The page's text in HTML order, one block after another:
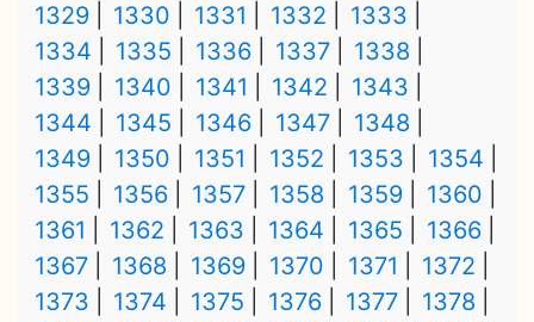
1329
1330 1331 1332
1333
1334
1335 1336 1337
1338
1339
1340 1341 1342
1343
1344
1345 1346 1347
1348
1349
1350 1351 1352 1353
1354
1355
1356 1357 1358 1359
1360
1361
1362 1363 1364 1365
1366
1367
1368 1369 1370 1371
1372
1373
1374 1375 1376 1377
1378